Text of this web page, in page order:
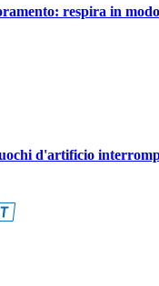
respira in
d'artificio